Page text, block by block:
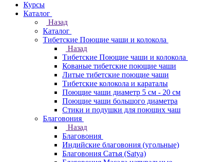
Курсы
Каталог
Назад
Каталог
Тибетские Поющие чаши и колокола
Назад
Тибетские Поющие чаши и колокола
Кованые тибетские поющие чаши
Литые тибетские поющие чаши
Тибетские колокола и караталы
Поющие чаши диаметр 5 см - 20 см
Поющие чаши большого диаметра
Стики и подушки для поющих чаш
Благовония
Назад
Благовония
Индийские благовония (угольные)
Благовония Сатья (Satya)